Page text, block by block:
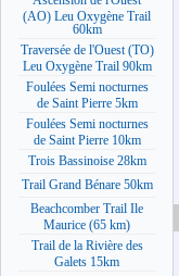
(AO) Leu Oxygène Trail
60km
Traversée de l'Ouest (TO)
Leu Oxygène Trail 90km
Foulées Semi nocturnes
de Saint Pierre 5km
Foulées Semi nocturnes
de Saint Pierre 10km
Trois Bassinoise 28km
Trail Grand Bénare 50km
Beachcomber Trail Ile
Maurice (65 km)
Trail de la Rivière des
Galets 15km